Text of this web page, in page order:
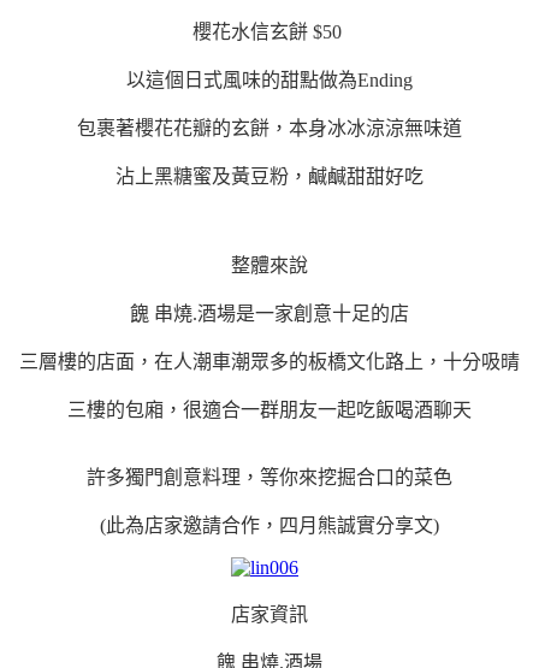
櫻花水信玄餅 $50
以這個日式風味的甜點做為Ending
包裹著櫻花花瓣的玄餅，本身冰冰涼涼無味道
沾上黑糖蜜及黃豆粉，鹹鹹甜甜好吃
整體來說
餽 串燒.酒場是一家創意十足的店
三層樓的店面，在人潮車潮眾多的板橋文化路上，十分吸晴
三樓的包廂，很適合一群朋友一起吃飯喝酒聊天
許多獨門創意料理，等你來挖掘合口的菜色
(此為店家邀請合作，四月熊誠實分享文)
店家資訊
餽 串燒.酒場